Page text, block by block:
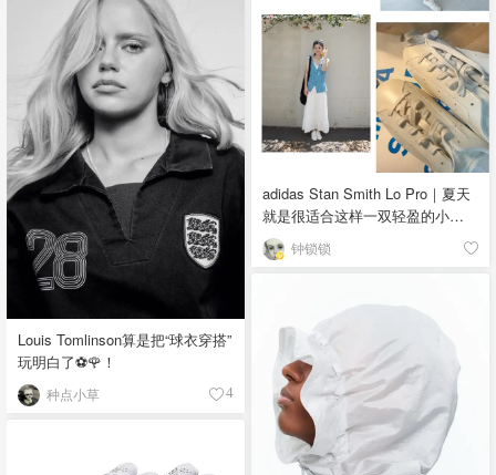
adidas Stan Smith Lo Pro｜夏天
就是很适合这样一双轻盈的小白
鞋
钟锁锁
Louis Tomlinson算是把“球衣穿搭”
玩明白了⚽️🌹！
种点小草 4